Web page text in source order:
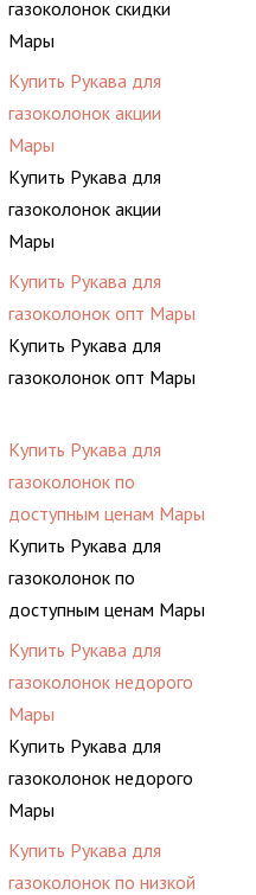
газоколонок скидки
Мары
Купить Рукава для
газоколонок акции
Мары
Купить Рукава для
газоколонок акции
Мары
Купить Рукава для
газоколонок опт Мары
Купить Рукава для
газоколонок опт Мары
Купить Рукава для
газоколонок по
доступным ценам Мары
Купить Рукава для
газоколонок по
доступным ценам Мары
Купить Рукава для
газоколонок недорого
Мары
Купить Рукава для
газоколонок недорого
Мары
Купить Рукава для
газоколонок по низкой